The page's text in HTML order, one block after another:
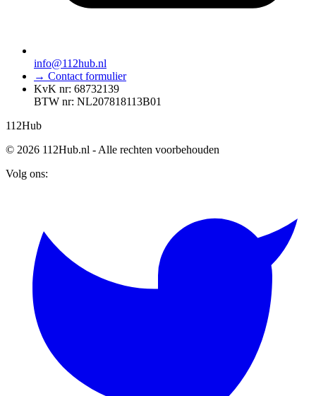
info@112hub.nl
→ Contact formulier
KvK nr: 68732139
BTW nr: NL207818113B01
112Hub
© 2026 112Hub.nl - Alle rechten voorbehouden
Volg ons: